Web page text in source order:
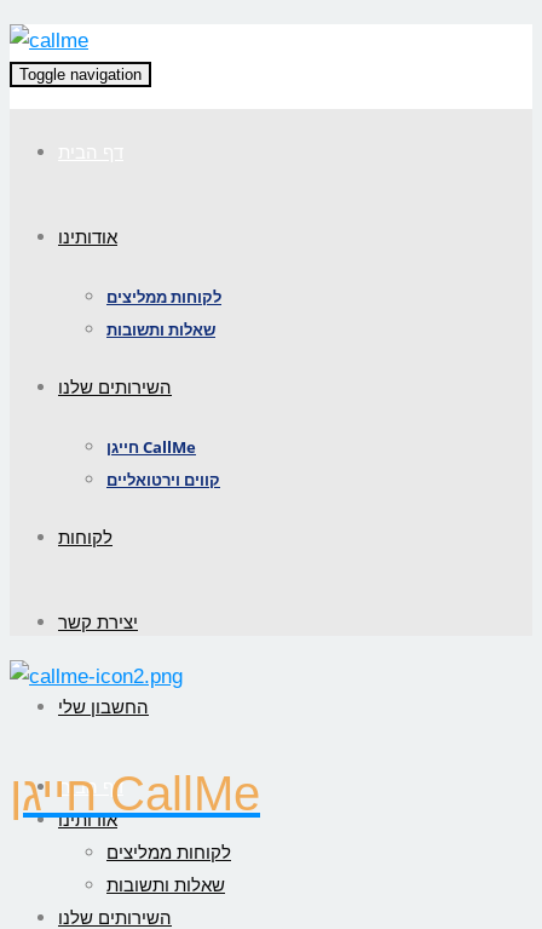
Toggle navigation
אודותינו
לקוחות ממליצים
שאלות ותשובות
השירותים שלנו
חייגן CallMe
קווים וירטואליים
לקוחות
יצירת קשר
החשבון שלי
דף הבית
אודותינו
לקוחות ממליצים
שאלות ותשובות
השירותים שלנו
חייגן CallMe